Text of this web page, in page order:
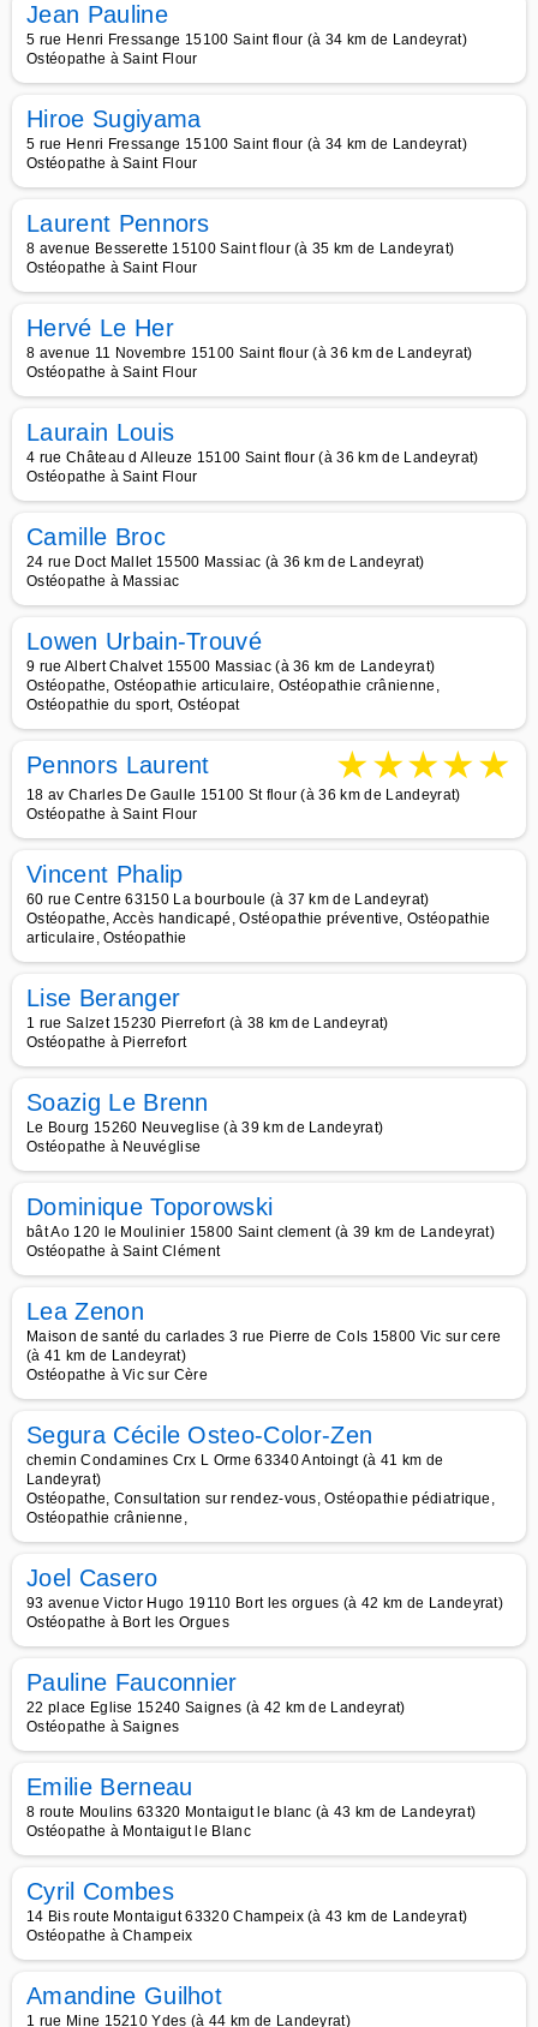
Jean Pauline
5 rue Henri Fressange 15100 Saint flour (à 34 km de Landeyrat)
Ostéopathe à Saint Flour
Hiroe Sugiyama
5 rue Henri Fressange 15100 Saint flour (à 34 km de Landeyrat)
Ostéopathe à Saint Flour
Laurent Pennors
8 avenue Besserette 15100 Saint flour (à 35 km de Landeyrat)
Ostéopathe à Saint Flour
Hervé Le Her
8 avenue 11 Novembre 15100 Saint flour (à 36 km de Landeyrat)
Ostéopathe à Saint Flour
Laurain Louis
4 rue Château d Alleuze 15100 Saint flour (à 36 km de Landeyrat)
Ostéopathe à Saint Flour
Camille Broc
24 rue Doct Mallet 15500 Massiac (à 36 km de Landeyrat)
Ostéopathe à Massiac
Lowen Urbain-Trouvé
9 rue Albert Chalvet 15500 Massiac (à 36 km de Landeyrat)
Ostéopathe, Ostéopathie articulaire, Ostéopathie crânienne,
Ostéopathie du sport, Ostéopat
Pennors Laurent ★★★★★
18 av Charles De Gaulle 15100 St flour (à 36 km de Landeyrat)
Ostéopathe à Saint Flour
Vincent Phalip
60 rue Centre 63150 La bourboule (à 37 km de Landeyrat)
Ostéopathe, Accès handicapé, Ostéopathie préventive, Ostéopathie
articulaire, Ostéopathie
Lise Beranger
1 rue Salzet 15230 Pierrefort (à 38 km de Landeyrat)
Ostéopathe à Pierrefort
Soazig Le Brenn
Le Bourg 15260 Neuveglise (à 39 km de Landeyrat)
Ostéopathe à Neuvéglise
Dominique Toporowski
bât Ao 120 le Moulinier 15800 Saint clement (à 39 km de Landeyrat)
Ostéopathe à Saint Clément
Lea Zenon
Maison de santé du carlades 3 rue Pierre de Cols 15800 Vic sur cere
(à 41 km de Landeyrat)
Ostéopathe à Vic sur Cère
Segura Cécile Osteo-Color-Zen
chemin Condamines Crx L Orme 63340 Antoingt (à 41 km de
Landeyrat)
Ostéopathe, Consultation sur rendez-vous, Ostéopathie pédiatrique,
Ostéopathie crânienne,
Joel Casero
93 avenue Victor Hugo 19110 Bort les orgues (à 42 km de Landeyrat)
Ostéopathe à Bort les Orgues
Pauline Fauconnier
22 place Eglise 15240 Saignes (à 42 km de Landeyrat)
Ostéopathe à Saignes
Emilie Berneau
8 route Moulins 63320 Montaigut le blanc (à 43 km de Landeyrat)
Ostéopathe à Montaigut le Blanc
Cyril Combes
14 Bis route Montaigut 63320 Champeix (à 43 km de Landeyrat)
Ostéopathe à Champeix
Amandine Guilhot
1 rue Mine 15210 Ydes (à 44 km de Landeyrat)